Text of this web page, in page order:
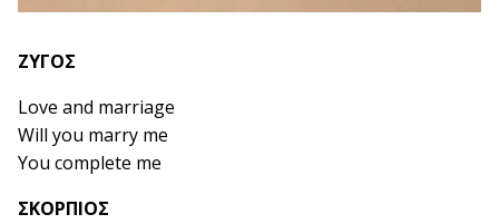
ΖΥΓΟΣ
Love and marriage
Will you marry me
You complete me
ΣΚΟΡΠΙΟΣ